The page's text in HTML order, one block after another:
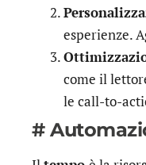
esperienze.
come il
le call-to-
#